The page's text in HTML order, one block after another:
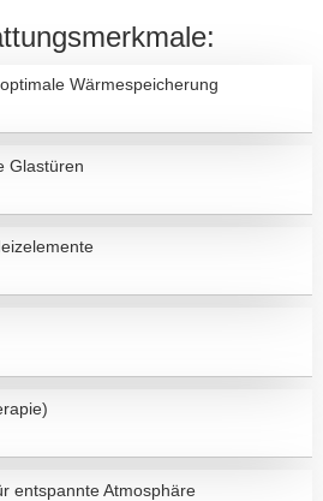
Wärmespeicherung
Glastüren
entspannte Atmosphäre